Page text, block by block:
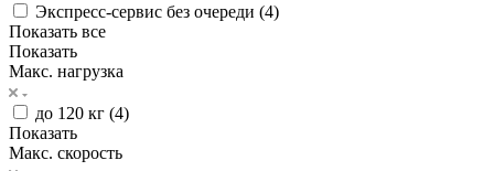
Экспресс-сервис без очереди (4)
Показать все
Показать
Макс. нагрузка
до 120 кг (4)
Показать
Макс. скорость